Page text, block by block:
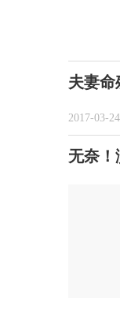
夫妻命
2017-03-
无奈！